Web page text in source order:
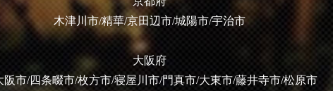
木津川市/精華/京田辺市/城陽市/宇治市
大阪府
阪市/四条畷市/枚方市/寝屋川市/門真市/大東市/藤井寺市/松原市